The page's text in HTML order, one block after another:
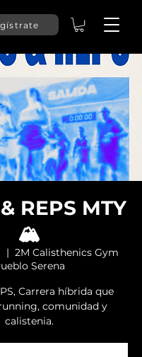
REPS MTY
🏔️
  |
2M Calisthenics Gym
Serena
Carrera híbrida que
comunidad y
calistenia.